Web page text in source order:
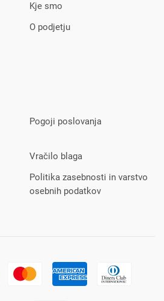
Kje smo
O podjetju
Pogoji poslovanja
Vračilo blaga
Politika zasebnosti in varstvo
osebnih podatkov